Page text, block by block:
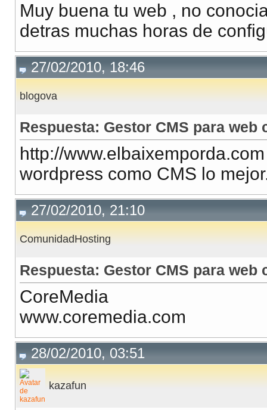
Muy buena tu web , no
detras muchas horas de
27/02/2010, 18:46
blogova
Respuesta: Gestor CMS para web
http://www.elbaixemporda.com
wordpress como CMS lo
27/02/2010, 21:10
ComunidadHosting
Respuesta: Gestor CMS para web
CoreMedia
www.coremedia.com
28/02/2010, 03:51
kazafun